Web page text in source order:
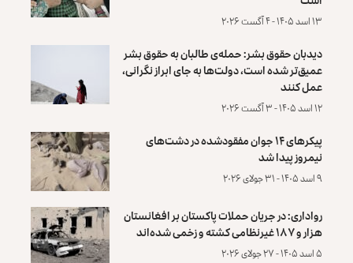
۱۳ اسد ۱۴۰۵ - ۴ آگست ۲۰۲۶
دیدبان حقوق بشر: حمله‌ی طالبان به حقوق بشر
عمیق‌تر شده است، دولت‌ها به جای ابراز نگرانی،
عمل کنند
۱۲ اسد ۱۴۰۵ - ۳ آگست ۲۰۲۶
پیکرهای ۱۴ جوان مفقودشده در دشت‌های
نیمروز پیدا شد
۹ اسد ۱۴۰۵ - ۳۱ جولای ۲۰۲۶
رواداری: در جریان حملات پاکستان بر افغانستان
هزار و ۱۸۷ غیرنظامی کشته و زخمی شده‌اند
۵ اسد ۱۴۰۵ - ۲۷ جولای ۲۰۲۶